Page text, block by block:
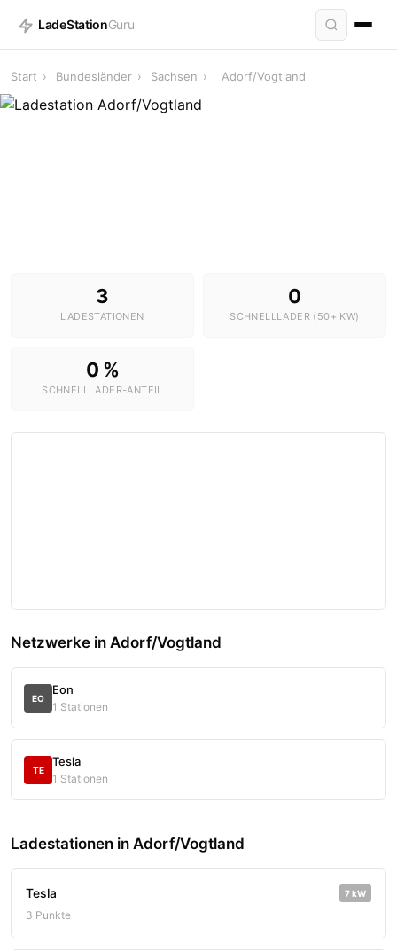
LadeStationGuru
Start › Bundesländer › Sachsen › Adorf/Vogtland
3
LADESTATIONEN
0
SCHNELLLADER (50+ KW)
0 %
SCHNELLLADER-ANTEIL
Netzwerke in Adorf/Vogtland
EO
Eon
1 Stationen
TE
Tesla
1 Stationen
Ladestationen in Adorf/Vogtland
Tesla 7 kW
3 Punkte